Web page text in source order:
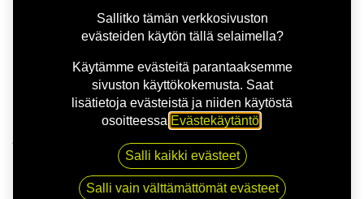
175/65R14 86T SAVA PERFECTA XL
Sallitko tämän verkkosivuston
evästeiden käytön tällä selaimella?
Käytämme evästeitä parantaaksemme
sivuston käyttökokemusta. Saat
lisätietoja evästeistä ja niiden käytöstä
osoitteessa Evästekäytäntö
Salli kaikki evästeet
Salli vain välttämättömät evästeet